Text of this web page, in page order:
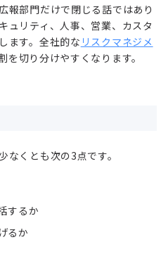
報部門だけで閉じる話ではあり
ュリティ、人事、営業、カスタ
ます。全社的な リスクマネジメ
を切り分けやすくなります。
なくとも次の3点です。
するか
るか